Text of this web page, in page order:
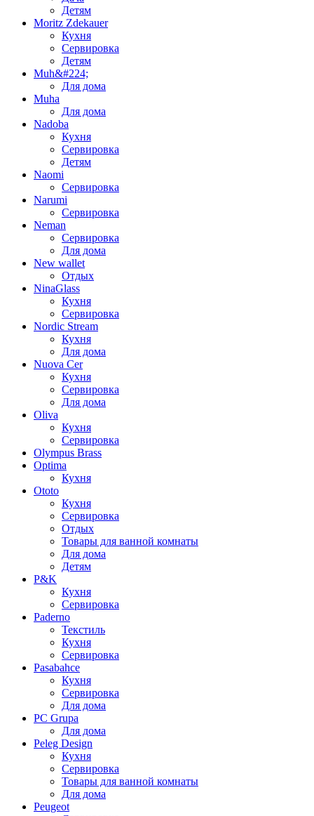
Детям
Moritz Zdekauer
Кухня
Сервировка
Детям
Muh&#224;
Для дома
Muha
Для дома
Nadoba
Кухня
Сервировка
Детям
Naomi
Сервировка
Narumi
Сервировка
Neman
Сервировка
Для дома
New wallet
Отдых
NinaGlass
Кухня
Сервировка
Nordic Stream
Кухня
Для дома
Nuova Cer
Кухня
Сервировка
Для дома
Oliva
Кухня
Сервировка
Olympus Brass
Optima
Кухня
Ototo
Кухня
Сервировка
Отдых
Товары для ванной комнаты
Для дома
Детям
P&K
Кухня
Сервировка
Paderno
Текстиль
Кухня
Сервировка
Pasabahce
Кухня
Сервировка
Для дома
PC Grupa
Для дома
Peleg Design
Кухня
Сервировка
Товары для ванной комнаты
Для дома
Peugeot